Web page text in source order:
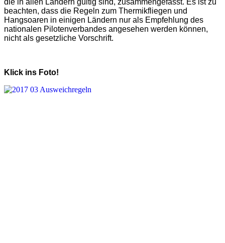
beachten, dass die Regeln zum Thermikfliegen und
Hangsoaren in einigen Ländern nur als Empfehlung des
nationalen Pilotenverbandes angesehen werden können,
nicht als gesetzliche Vorschrift.
Klick ins Foto!